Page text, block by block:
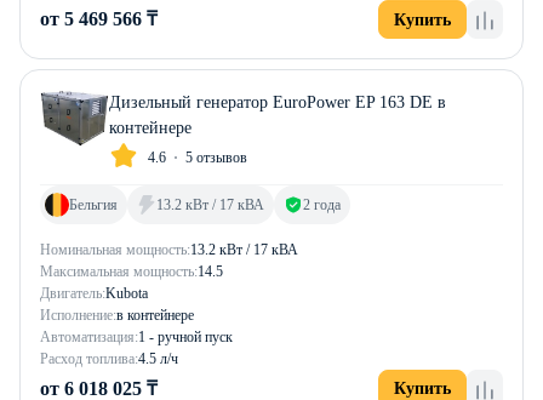
от 5 469 566 ₸ Купить
Дизельный генератор EuroPower EP 163 DE в
контейнере
4.6 5 отзывов
Номинальная мощность:13.2 кВт / 17 кВА
Максимальная мощность:14.5
Двигатель:Kubota
Исполнение:в контейнере
Автоматизация:1 - ручной пуск
Расход топлива:4.5 л/ч
Бельгия 13.2 кВт / 17 кВА 2 года
от 6 018 025 ₸ Купить